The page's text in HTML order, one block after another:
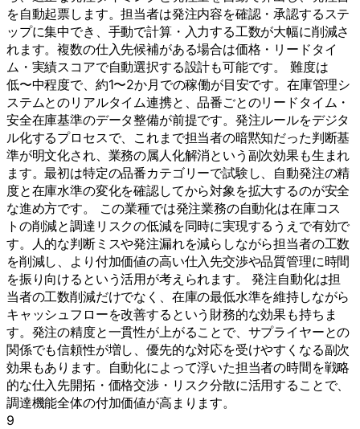
を自動起票します。担当者は発注内容を確認・承認するステ
ップに集中でき、手動で計算・入力する工数が大幅に削減さ
れます。複数の仕入先候補がある場合は価格・リードタイ
ム・実績スコアで自動選択する設計も可能です。 難度は
低〜中程度で、約1〜2か月での稼働が目安です。在庫管理シ
ステムとのリアルタイム連携と、品番ごとのリードタイム・
安全在庫基準のデータ整備が前提です。発注ルールをデジタ
ル化するプロセスで、これまで担当者の暗黙知だった判断基
準が明文化され、業務の属人化解消という副次効果も生まれ
ます。最初は特定の品番カテゴリーで試験し、自動発注の精
度と在庫水準の変化を確認してから対象を拡大するのが安全
な進め方です。 この業種では発注業務の自動化は在庫コス
トの削減と調達リスクの低減を同時に実現するうえで有効で
す。人的な判断ミスや発注漏れを減らしながら担当者の工数
を削減し、より付加価値の高い仕入先交渉や品質管理に時間
を振り向けるという活用が考えられます。 発注自動化は担
当者の工数削減だけでなく、在庫の最低水準を維持しながら
キャッシュフローを改善するという財務的な効果も持ちま
す。発注の精度と一貫性が上がることで、サプライヤーとの
関係でも信頼性が増し、優先的な対応を受けやすくなる副次
効果もあります。自動化によって浮いた担当者の時間を戦略
的な仕入先開拓・価格交渉・リスク分散に活用することで、
調達機能全体の付加価値が高まります。
9